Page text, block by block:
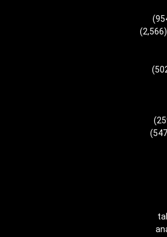
(2,566)